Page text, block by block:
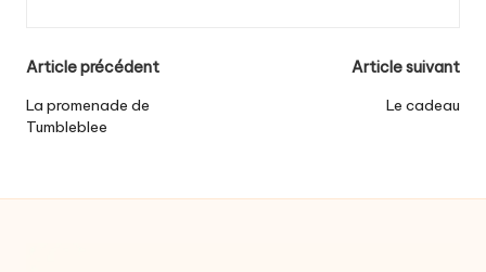
Post
navigation
Article précédent
La promenade de
Tumbleblee
Article suivant
Le cadeau